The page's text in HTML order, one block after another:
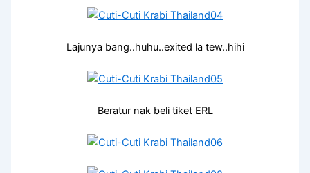
Lajunya bang..huhu..exited la tew..hihi
Beratur nak beli tiket ERL